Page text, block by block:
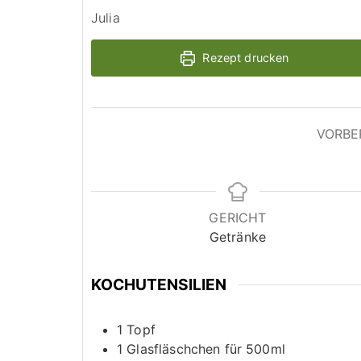
Julia
Rezept drucken
GERICHT
Getränke
KOCHUTENSILIEN
1 Topf
1 Glasfläschchen für 500ml